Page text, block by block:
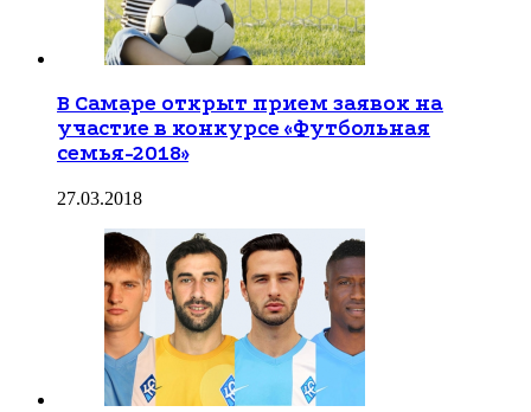
В Самаре открыт прием заявок на
участие в конкурсе «Футбольная
семья-2018»
27.03.2018